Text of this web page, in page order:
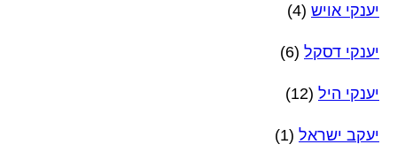
יענקי אויש (4)
יענקי דסקל (6)
יענקי היל (12)
יעקב ישראל (1)